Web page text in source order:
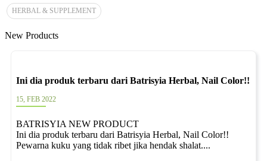
HERBAL & SUPPLEMENT
New Products
Ini dia produk terbaru dari Batrisyia Herbal, Nail Color!!
15, FEB 2022
BATRISYIA NEW PRODUCT
Ini dia produk terbaru dari Batrisyia Herbal, Nail Color!!
Pewarna kuku yang tidak ribet jika hendak shalat....